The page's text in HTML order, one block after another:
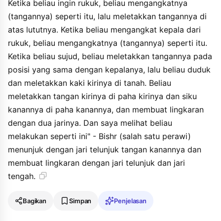
Ketika beliau ingin rukuk, beliau mengangkatnya
(tangannya) seperti itu, lalu meletakkan tangannya di
atas lututnya. Ketika beliau mengangkat kepala dari
rukuk, beliau mengangkatnya (tangannya) seperti itu.
Ketika beliau sujud, beliau meletakkan tangannya pada
posisi yang sama dengan kepalanya, lalu beliau duduk
dan meletakkan kaki kirinya di tanah. Beliau
meletakkan tangan kirinya di paha kirinya dan siku
kanannya di paha kanannya, dan membuat lingkaran
dengan dua jarinya. Dan saya melihat beliau
melakukan seperti ini" - Bishr (salah satu perawi)
menunjuk dengan jari telunjuk tangan kanannya dan
membuat lingkaran dengan jari telunjuk dan jari
tengah.
Bagikan Simpan Penjelasan